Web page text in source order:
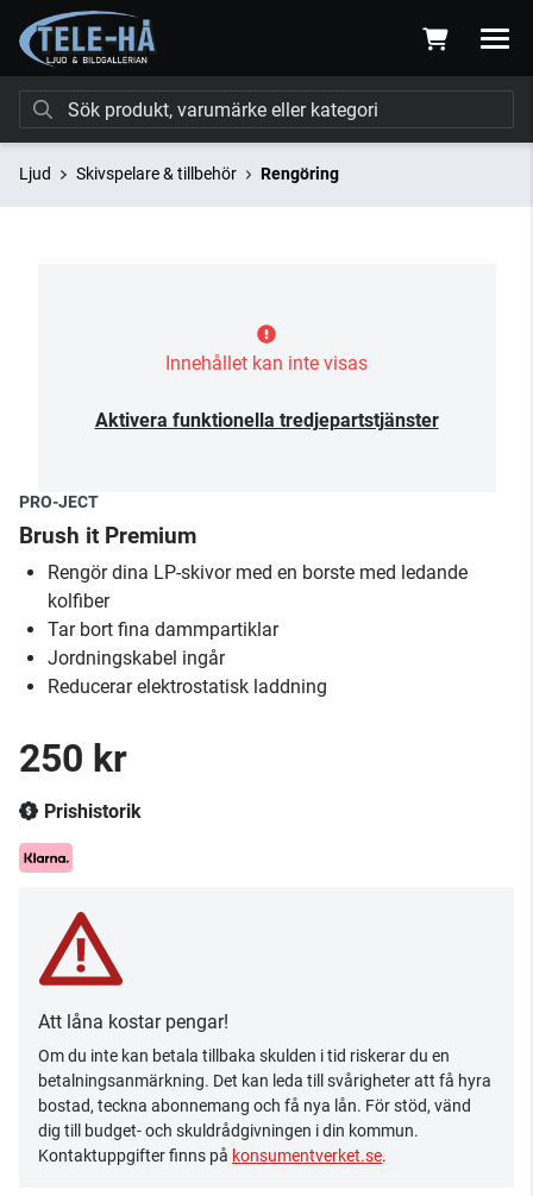
Ljud Skivspelare & tillbehör Rengöring
Innehållet kan inte visas
Aktivera funktionella tredjepartstjänster
PRO-JECT
Brush it Premium
Rengör dina LP-skivor med en borste med ledande
kolfiber
Tar bort fina dammpartiklar
Jordningskabel ingår
Reducerar elektrostatisk laddning
250 kr
Prishistorik
Att låna kostar pengar!
Om du inte kan betala tillbaka skulden i tid riskerar du en
betalningsanmärkning. Det kan leda till svårigheter att få hyra
bostad, teckna abonnemang och få nya lån. För stöd, vänd
dig till budget- och skuldrådgivningen i din kommun.
Kontaktuppgifter finns på konsumentverket.se.